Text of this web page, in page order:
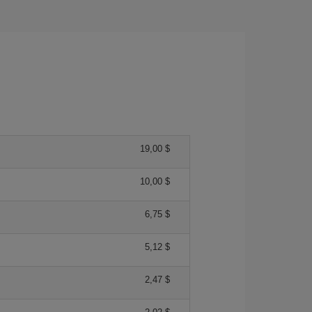
19,00 $
10,00 $
6,75 $
5,12 $
2,47 $